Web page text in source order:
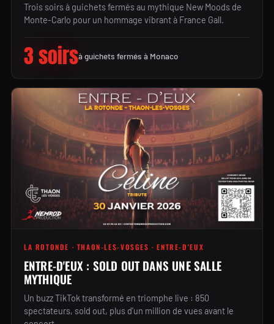
Trois soirs à guichets fermés au mythique New Moods de
Monte-Carlo pour un hommage vibrant à France Gall.
3 soirsà guichets fermés à Monaco
LA ROTONDE · THAON-LES-VOSGES · ENTRE-D'EUX
ENTRE-D'EUX : SOLD OUT DANS UNE SALLE
MYTHIQUE
Un buzz TikTok transformé en triomphe live : 850
spectateurs, sold out, plus d'un million de vues avant le